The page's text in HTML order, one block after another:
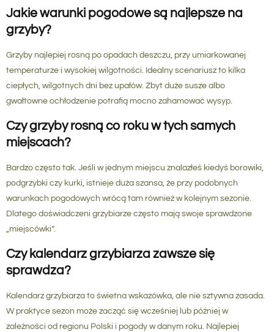
Jakie warunki pogodowe są najlepsze na
grzyby?
Grzyby najlepiej rosną po opadach deszczu, przy umiarkowanej
temperaturze i wysokiej wilgotności. Idealny scenariusz to kilka
ciepłych, wilgotnych dni bez upałów. Zbyt duże susze albo
gwałtowne ochłodzenie potrafią mocno zahamować wysyp.
Czy grzyby rosną co roku w tych samych
miejscach?
Bardzo często tak. Jeśli w jednym miejscu znalazłeś kiedyś borowiki,
podgrzybki czy kurki, istnieje duża szansa, że przy podobnych
warunkach pogodowych wrócą tam również w kolejnym sezonie.
Dlatego doświadczeni grzybiarze często mają swoje sprawdzone
„miejscówki”.
Czy kalendarz grzybiarza zawsze się
sprawdza?
Kalendarz grzybiarza to świetna wskazówka, ale nie sztywna zasada.
W praktyce sezon może zacząć się wcześniej lub później w
zależności od regionu Polski i pogody w danym roku. Najlepiej